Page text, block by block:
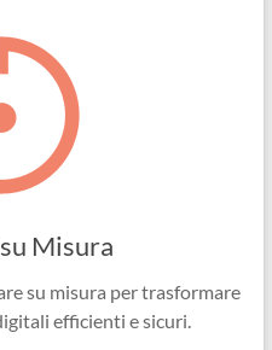
Misura
su misura per trasformare
efficienti e sicuri.